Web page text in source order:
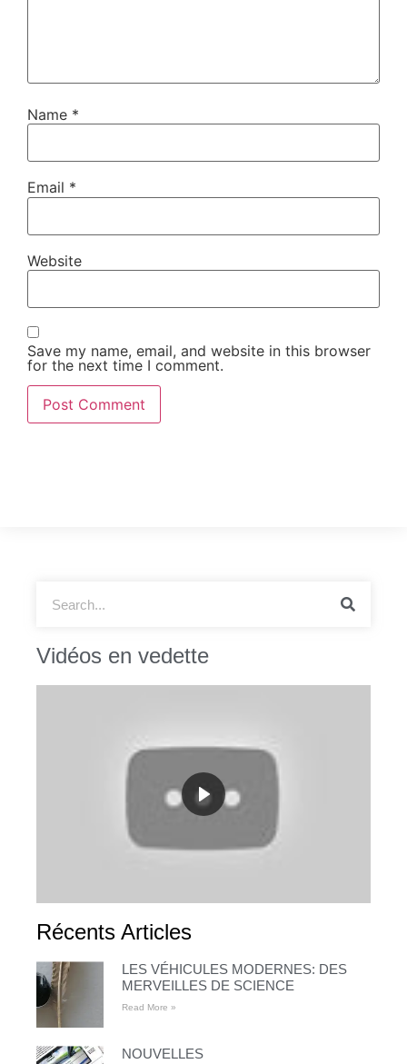
Name *
Email *
Website
Save my name, email, and website in this browser
for the next time I comment.
Vidéos en vedette
Récents Articles
LES VÉHICULES MODERNES: DES
MERVEILLES DE SCIENCE
Read More »
NOUVELLES